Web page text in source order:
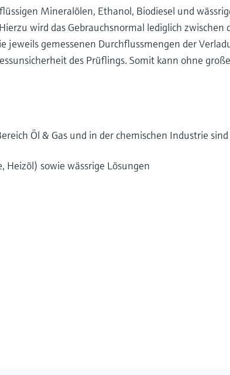
Mineralölen, Ethanol, Biodiesel und
wird das Gebrauchsnormal lediglich zwischen
jeweils gemessenen Durchflussmengen der
des Prüflings. Somit kann ohne
Öl & Gas und in der chemischen Industrie
sowie wässrige Lösungen